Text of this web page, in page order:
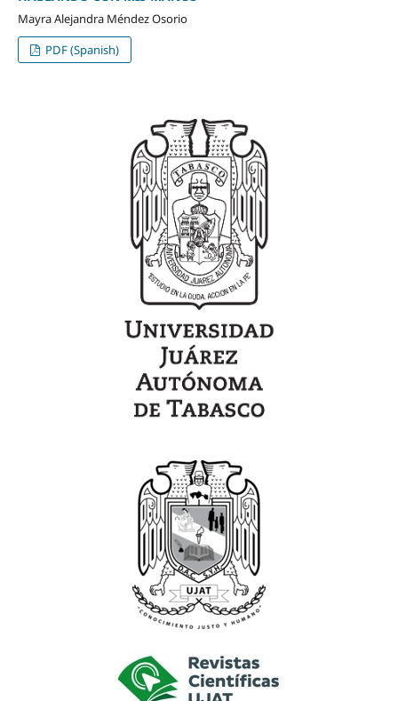
Mayra Alejandra Méndez Osorio
PDF (Spanish)